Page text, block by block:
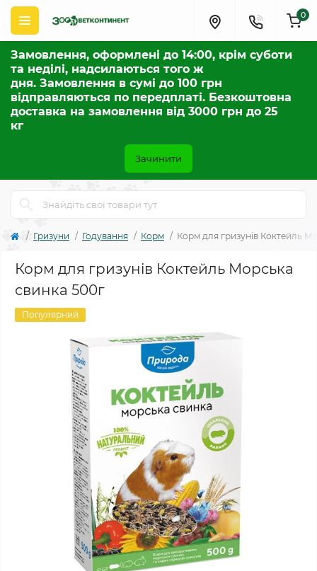
Замовлення, оформлені до 14:00, крім суботи
та неділі, надсилаються того ж
дня. Замовлення в сумі до 100 грн
відправляються по передплаті. Безкоштовна
доставка на замовлення від 3000 грн до 25
кг
Зачинити
0
Гризуни Годування Корм Корм для гризунів Коктейль
Корм для гризунів Коктейль Морська
свинка 500г
Популярний